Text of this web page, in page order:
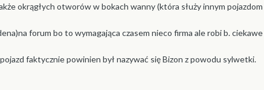
okrągłych otworów w bokach wanny (która służy innym
forum bo to wymagająca czasem nieco firma ale robi b.
faktycznie powinien był nazywać się Bizon z powodu sylwetki.